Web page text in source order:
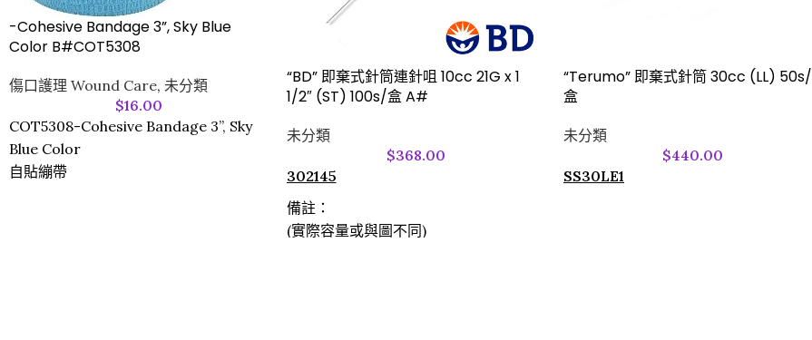
-Cohesive Bandage 3”, Sky Blue
Color B#COT5308
傷口護理 Wound Care, 未分類
$16.00
COT5308-Cohesive Bandage 3”, Sky
Blue Color
自貼繃帶
“BD” 即棄式針筒連針咀 10cc 21G x 1
1/2″ (ST) 100s/盒 A#
未分類
$368.00
302145
備註：
(實際容量或與圖不同)
“Terumo” 即棄式針筒 30cc (LL) 50s/
盒
未分類
$440.00
SS30LE1